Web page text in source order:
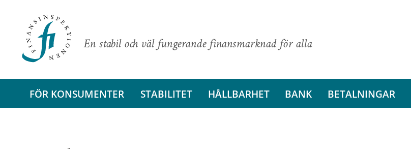
En stabil och väl fungerande finansmarknad för alla
FÖR KONSUMENTER STABILITET HÅLLBARHET BANK BETALNINGAR